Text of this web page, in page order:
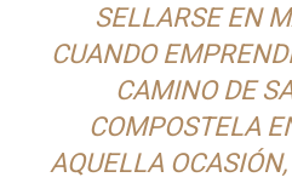
SELLARSE EN
CUANDO
CAMINO DE
COMPOSTELA
AQUELLA